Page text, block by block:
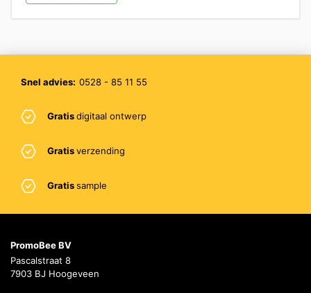
Snel advies: 0528 - 85 11 55
Gratisdigitaal ontwerp
Gratisverzending
Gratissample
PromoBee BV
Pascalstraat 8
7903 BJ Hoogeveen